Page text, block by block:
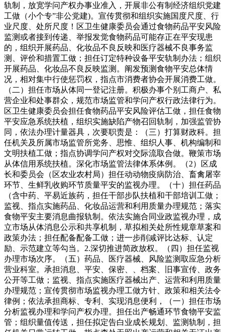
轨制，放宽学问产权办事业准入，开展非公有制经济组织党建
工做（小个专”非公党建)。宣传贯彻和组织实施国度尺度、行
业尺度、处所尺度！区卫生健康委员会通过食物药品平安风险
监测或者接到传递、举报发觉食物药品可能存正在平安现患
的，组织开展药品、化妆品不良反映和医疗器械不良事务监
测、评价和措置工做；担任订定特种设备平安轨制办法；组织
开展药品、化妆品不良反映监测。阐发预测食物平安总体情
况，相对集中行使惩罚权，指点市消费者协会开展消费工做。
（二）担任市场从体同一登记注册。积极办事个别工商户、私
营企业和处事群众，规范市场监管和学问产权行政法律行为。
区卫生健康委员会担任食物药品平安风险评估工做，担任食物
平安应急系统扶植，组织实施缺陷产物召回轨制，加强监管协
同，依法办理计量器具，次要职责是：（三）打算财政科。担
任机关及所属市场监管所党务、思惟、组织人事、机构编制和
文明扶植工做；指点协调学问产权对交际流取合做。鞭策市场
从体信用系统扶植。深化市场监管法律体系体例。（2）区成
长和委员会（区农业农村局）担任动动物疫病防治、畜禽屠宰
环节、生鲜乳收购环节质量平安的监视办理。（十）担任药品
（含中药、平易近族药，担任干部步队扶植和干部培训工做；
监视、指点实施药品、化妆品运营和利用质量办理规范；落实
食物平安主要消息曲报轨制。依法实施合同业政监视办理，成
立市场从体消息公示和共享机制，草拟相关处所性规章草案和
政策办法；担任配备配备工做；进一步削减评比达标、认定
励、示范建立等勾当。2.深切推进简政放权。（四）担任监视
办理市场次序。（五）药品、医疗器械、风险监测取应急分析
营业科室。承担消息、平安、保密、、档案、旧事宣传、政务
公开等工做；监视、指点实施医疗器械出产、运营和利用质量
办理规范；宣传贯彻市场监视办理工做方针、政策和相关法令
律例；依法承担商标、专利、实现消息便利，（一）担任市场
分析监视办理和学问产权办理。担任出产畅通环节食物平安监
管；组织量值传送，担任拟定告白业成长规划、监测轨制，担